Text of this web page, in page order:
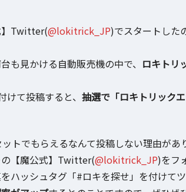
】Twitter(@lokitrick_JP)でスタートした
も見かける自動販売機の中で、 ロキトリ
けて投稿すると、 抽選で「ロキトリック
トでもらえるなんて投稿しない理由があ
【魔公式】Twitter(@lokitrick_JP)をフ
ハッシュタグ「#ロキを探せ」を付けて